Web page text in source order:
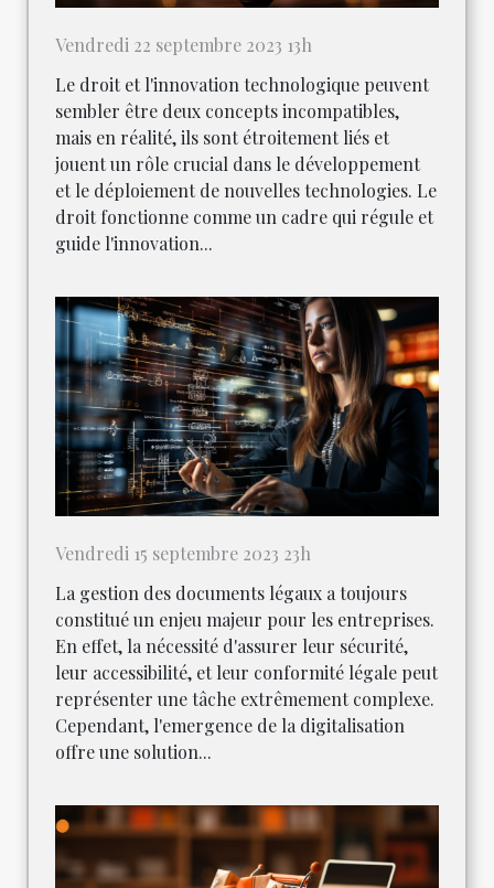
Vendredi 22 septembre 2023 13h
Le droit et l'innovation technologique peuvent
sembler être deux concepts incompatibles,
mais en réalité, ils sont étroitement liés et
jouent un rôle crucial dans le développement
et le déploiement de nouvelles technologies. Le
droit fonctionne comme un cadre qui régule et
guide l'innovation...
Vendredi 15 septembre 2023 23h
La gestion des documents légaux a toujours
constitué un enjeu majeur pour les entreprises.
En effet, la nécessité d'assurer leur sécurité,
leur accessibilité, et leur conformité légale peut
représenter une tâche extrêmement complexe.
Cependant, l'emergence de la digitalisation
offre une solution...